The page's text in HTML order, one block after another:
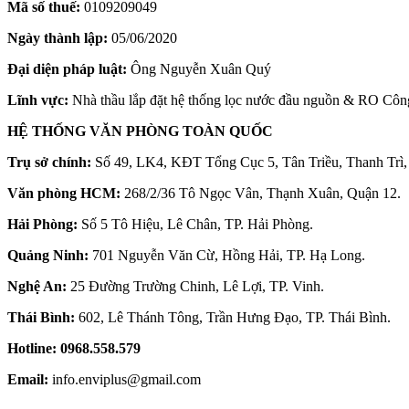
Mã số thuế: 0109209049
Ngày thành lập: 05/06/2020
Đại diện pháp luật: Ông Nguyễn Xuân Quý
Lĩnh vực: Nhà thầu lắp đặt hệ thống lọc nước đầu nguồn & RO
HỆ THỐNG VĂN PHÒNG TOÀN QUỐC
Trụ sở chính: Số 49, LK4, KĐT Tổng Cục 5, Tân Triều, Thanh
Văn phòng HCM: 268/2/36 Tô Ngọc Vân, Thạnh Xuân, Quận 12.
Hải Phòng: Số 5 Tô Hiệu, Lê Chân, TP. Hải Phòng.
Quảng Ninh: 701 Nguyễn Văn Cừ, Hồng Hải, TP. Hạ Long.
Nghệ An: 25 Đường Trường Chinh, Lê Lợi, TP. Vinh.
Thái Bình: 602, Lê Thánh Tông, Trần Hưng Đạo, TP. Thái Bình.
Hotline: 0968.558.579
Email: info.enviplus@gmail.com